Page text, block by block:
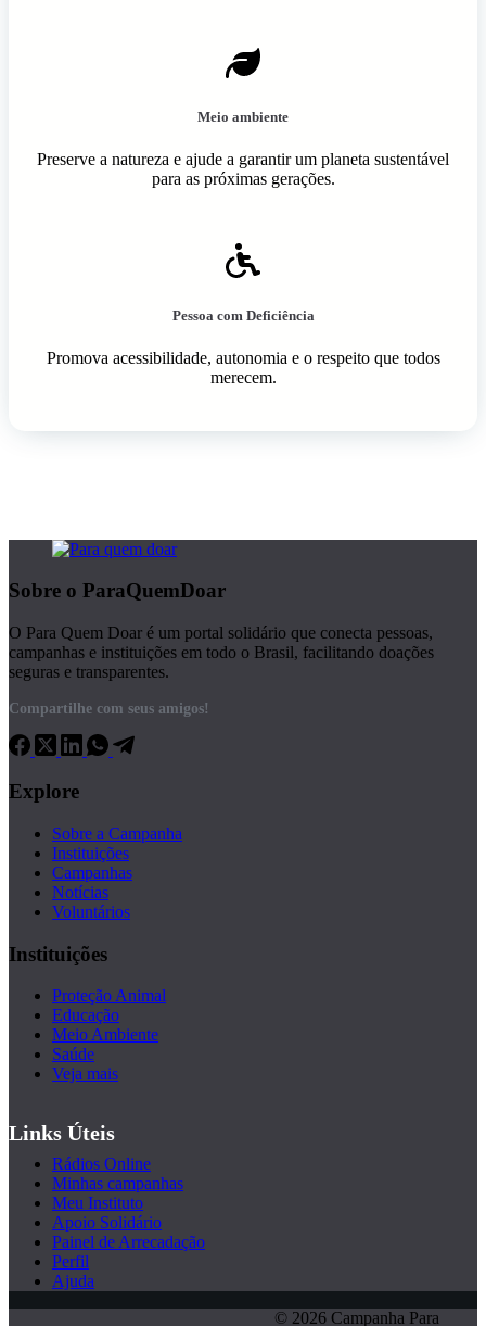
Meio ambiente
Preserve a natureza e ajude a garantir um planeta sustentável
para as próximas gerações.
Pessoa com Deficiência
Promova acessibilidade, autonomia e o respeito que todos
merecem.
Sobre o ParaQuemDoar
O Para Quem Doar é um portal solidário que conecta pessoas,
campanhas e instituições em todo o Brasil, facilitando doações
seguras e transparentes.
Compartilhe com seus amigos!
Explore
Sobre a Campanha
Instituições
Campanhas
Notícias
Voluntários
Instituições
Proteção Animal
Educação
Meio Ambiente
Saúde
Veja mais
Links Úteis
Rádios Online
Minhas campanhas
Meu Instituto
Apoio Solidário
Painel de Arrecadação
Perfil
Ajuda
© 2026 Campanha Para